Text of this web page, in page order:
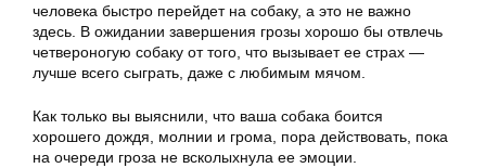
человека быстро перейдет на собаку, а это не важно
здесь. В ожидании завершения грозы хорошо бы отвлечь
четвероногую собаку от того, что вызывает ее страх —
лучше всего сыграть, даже с любимым мячом.
Как только вы выяснили, что ваша собака боится
хорошего дождя, молнии и грома, пора действовать, пока
на очереди гроза не всколыхнула ее эмоции.